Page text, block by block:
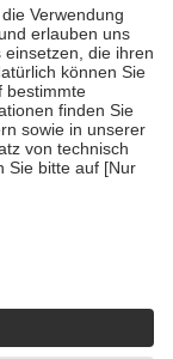
Gesundheit zu
zu unterstützen,
18. Lebensjahr
die von der
Maßnahmen
Bewertungen